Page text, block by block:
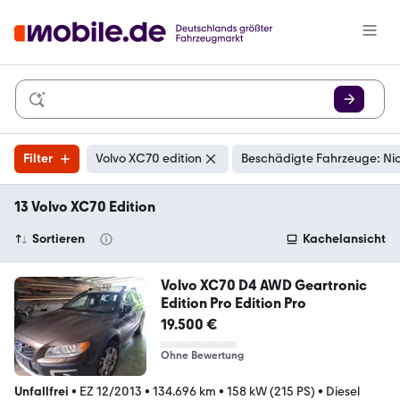
Filter Volvo XC70 edition Beschädigte Fahrzeuge:
13 Volvo XC70 Edition
Sortieren Kachelansicht
Volvo XC70 D4 AWD Geartronic
Edition Pro Edition Pro
19.500 €
Ohne Bewertung
Unfallfrei • EZ 12/2013 • 134.696 km • 158 kW (215 PS) • Diesel